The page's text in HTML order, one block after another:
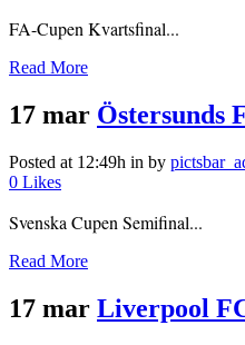
FA-Cupen Kvartsfinal...
Read More
17 mar Östersunds
Posted at 12:49h in by
0 Likes
Svenska Cupen Semifinal...
Read More
17 mar Liverpool